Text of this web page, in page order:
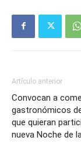
Artículo anterior
Convocan a
gastronómicos
que quieran
nueva Noche de